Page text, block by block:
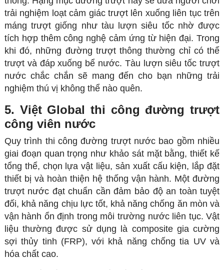
trải nghiệm loạt cảm giác trượt lên xuống liên tục trên
máng trượt giống như tàu lượn siêu tốc nhờ được
tích hợp thêm công nghệ cảm ứng từ hiện đại. Trong
khi đó, những đường trượt thông thường chỉ có thể
trượt và đáp xuống bể nước. Tàu lượn siêu tốc trượt
nước chắc chắn sẽ mang đến cho bạn những trải
nghiệm thú vị không thể nào quên.
5. Việt Global thi công đường trượt
công viên nước
Quy trình thi công đường trượt nước bao gồm nhiều
giai đoạn quan trọng như khảo sát mặt bằng, thiết kế
tổng thể, chọn lựa vật liệu, sản xuất cấu kiện, lắp đặt
thiết bị và hoàn thiện hệ thống vận hành. Một đường
trượt nước đạt chuẩn cần đảm bảo độ an toàn tuyệt
đối, khả năng chịu lực tốt, khả năng chống ăn mòn và
vận hành ổn định trong môi trường nước liên tục. Vật
liệu thường được sử dụng là composite gia cường
sợi thủy tinh (FRP), với khả năng chống tia UV và
hóa chất cao.